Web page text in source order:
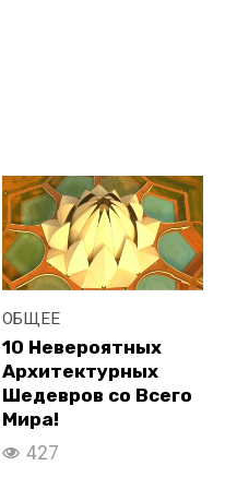
ОБЩЕЕ
10 Невероятных
Архитектурных
Шедевров со Всего
Мира!
427